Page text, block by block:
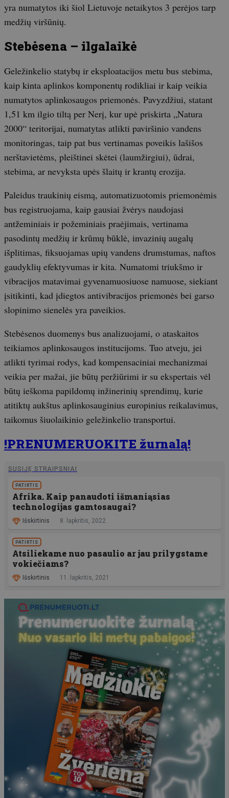
yra numatytos iki šiol Lietuvoje netaikytos 3 perėjos tarp
medžių viršūnių.
Stebėsena – ilgalaikė
Geležinkelio statybų ir eksploatacijos metu bus stebima,
kaip kinta aplinkos komponentų rodikliai ir kaip veikia
numatytos aplinkosaugos priemonės. Pavyzdžiui, statant
1,51 km ilgio tiltą per Nerį, kur upė priskirta „Natura
2000“ teritorijai, numatytas atlikti paviršinio vandens
monitoringas, taip pat bus vertinamas poveikis lašišos
nerštavietėms, pleištinei skėtei (laumžirgiui), ūdrai,
stebima, ar nevyksta upės šlaitų ir krantų erozija.
Paleidus traukinių eismą, automatizuotomis priemonėmis
bus registruojama, kaip gausiai žvėrys naudojasi
antžeminiais ir požeminiais praėjimais, vertinama
pasodintų medžių ir krūmų būklė, invazinių augalų
išplitimas, fiksuojamas upių vandens drumstumas, naftos
gaudyklių efektyvumas ir kita. Numatomi triukšmo ir
vibracijos matavimai gyvenamuosiuose namuose, siekiant
įsitikinti, kad įdiegtos antivibracijos priemonės bei garso
slopinimo sienelės yra paveikios.
Stebėsenos duomenys bus analizuojami, o ataskaitos
teikiamos aplinkosaugos institucijoms. Tuo atveju, jei
atlikti tyrimai rodys, kad kompensaciniai mechanizmai
veikia per mažai, jie būtų peržiūrimi ir su ekspertais vėl
būtų ieškoma papildomų inžinerinių sprendimų, kurie
atitiktų aukštus aplinkosauginius europinius reikalavimus,
taikomus šiuolaikinio geležinkelio transportui.
!PRENUMERUOKITE žurnalą!
SUSIJĘ STRAIPSNIAI
PATIRTIS
Afrika. Kaip panaudoti išmaniąsias
technologijas gamtosaugai?
Išskirtinis 8. lapkritis, 2022
PATIRTIS
Atsiliekame nuo pasaulio ar jau prilygstame
vokiečiams?
Išskirtinis 11. lapkritis, 2021